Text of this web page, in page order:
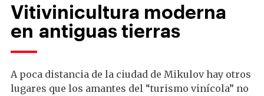
Vitivinicultura moderna
en antiguas tierras
A poca distancia de la ciudad de Mikulov hay otros
lugares que los amantes del “turismo vinícola” no